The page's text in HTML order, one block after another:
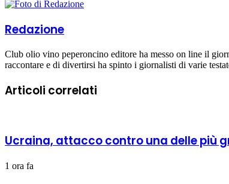
Redazione
Club olio vino peperoncino editore ha messo on line il
raccontare e di divertirsi ha spinto i giornalisti di varie
Articoli correlati
Ucraina, attacco contro una delle più
1 ora fa